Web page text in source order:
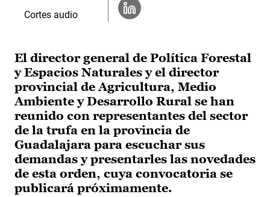
El director general de Política Forestal
y Espacios Naturales y el director
provincial de Agricultura, Medio
Ambiente y Desarrollo Rural se han
reunido con representantes del sector
de la trufa en la provincia de
Guadalajara para escuchar sus
demandas y presentarles las novedades
de esta orden, cuya convocatoria se
publicará próximamente.
Cortes audio